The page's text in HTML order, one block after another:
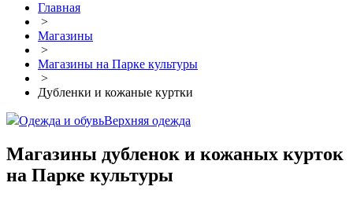
Главная
>
Магазины
>
Магазины на Парке культуры
>
Дубленки и кожаные куртки
Одежда и обувьВерхняя одежда
Магазины дубленок и кожаных курток
на Парке культуры